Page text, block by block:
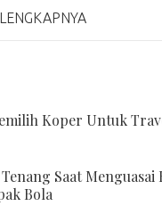
Koper Untuk
Saat Menguasai
Bola